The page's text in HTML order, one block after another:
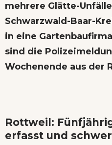
mehrere Glätte-
Schwarzwald-Baar-
in eine
sind die
Wochenende aus der
Rottweil:
erfasst und